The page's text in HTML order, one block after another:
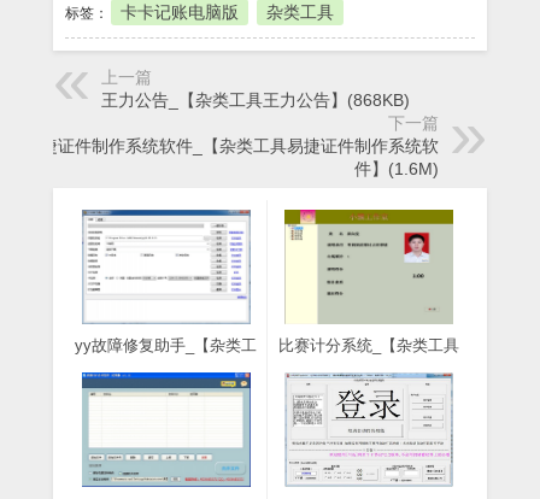
标签： 卡卡记账电脑版 杂类工具
上一篇
王力公告_【杂类工具王力公告】(868KB)
下一篇
易捷证件制作系统软件_【杂类工具易捷证件制作系统软
件】(1.6M)
yy故障修复助手_【杂类工
具yy故障修复助手】
(8.8M)
比赛计分系统_【杂类工具
比赛计分系统】(6.7M)